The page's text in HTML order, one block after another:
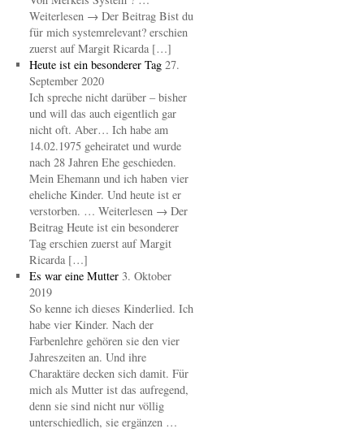
Weiterlesen → Der Beitrag Bist du
für mich systemrelevant? erschien
zuerst auf Margit Ricarda […]
Heute ist ein besonderer Tag 27.
September 2020
Ich spreche nicht darüber – bisher
und will das auch eigentlich gar
nicht oft. Aber… Ich habe am
14.02.1975 geheiratet und wurde
nach 28 Jahren Ehe geschieden.
Mein Ehemann und ich haben vier
eheliche Kinder. Und heute ist er
verstorben. … Weiterlesen → Der
Beitrag Heute ist ein besonderer
Tag erschien zuerst auf Margit
Ricarda […]
Es war eine Mutter 3. Oktober
2019
So kenne ich dieses Kinderlied. Ich
habe vier Kinder. Nach der
Farbenlehre gehören sie den vier
Jahreszeiten an. Und ihre
Charaktäre decken sich damit. Für
mich als Mutter ist das aufregend,
denn sie sind nicht nur völlig
unterschiedlich, sie ergänzen …